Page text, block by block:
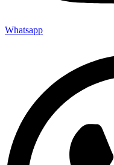
Whatsapp